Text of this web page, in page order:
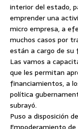
interior del estado,
emprender una
micro empresa, a
muchos casos por
están a cargo de su
Las vamos a
que les permitan
financiamientos, a
política
subrayó.
Puso a disposición